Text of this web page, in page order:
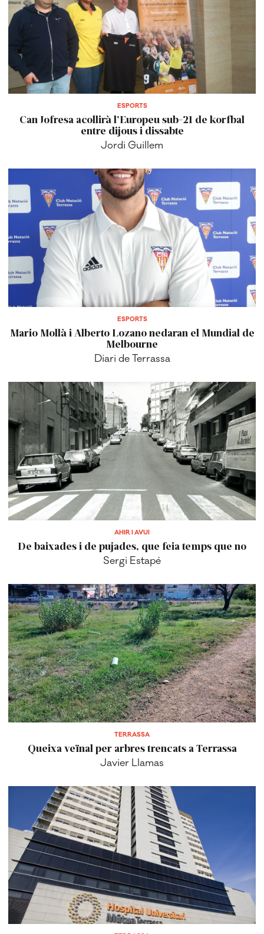
ESPORTS
Can Jofresa acollirà l’Europeu sub-21 de korfbal
entre dijous i dissabte
Jordi Guillem
ESPORTS
Mario Mollà i Alberto Lozano nedaran el Mundial de
Melbourne
Diari de Terrassa
AHIR I AVUI
De baixades i de pujades, que feia temps que no
Sergi Estapé
TERRASSA
Queixa veïnal per arbres trencats a Terrassa
Javier Llamas